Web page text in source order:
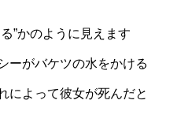
”かのように見えます
ーがバケツの水をかける
によって彼女が死んだと